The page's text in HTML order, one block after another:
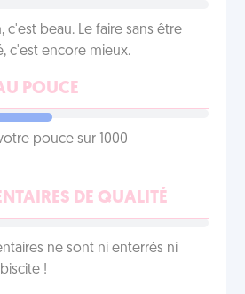
c'est beau. Le faire sans être
c'est encore mieux.
POUCE
pouce sur 1000
DE QUALITÉ
ne sont ni enterrés ni
!